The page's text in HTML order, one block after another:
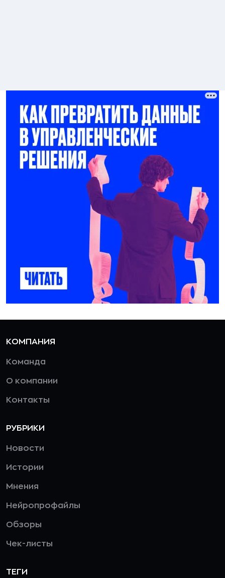
КОМПАНИЯ
Команда
О компании
Контакты
РУБРИКИ
Новости
Истории
Мнения
Нейропрофайлы
Обзоры
Чек-листы
ТЕГИ